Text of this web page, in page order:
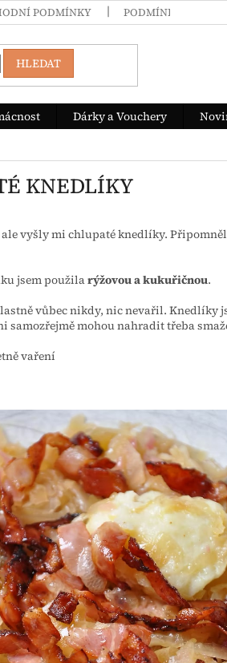
PODMÍNKY PODMÍNKY
HLEDAT
Dárky a Vouchery
KNEDLÍKY
vyšly mi chlupaté knedlíky.
jsem použilarýžovou a kukuřičnou.
vůbec nikdy, nic nevařil. Knedlíky
samozřejmě mohou nahradit třeba
vaření